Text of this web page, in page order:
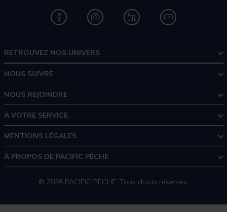
RETROUVEZ NOS UNIVERS
NOUS SUIVRE
NOUS REJOINDRE
À VOTRE SERVICE
MENTIONS LÉGALES
À PROPOS DE PACIFIC PÊCHE
© 2026 PACIFIC PECHE. Tous droits réservés.